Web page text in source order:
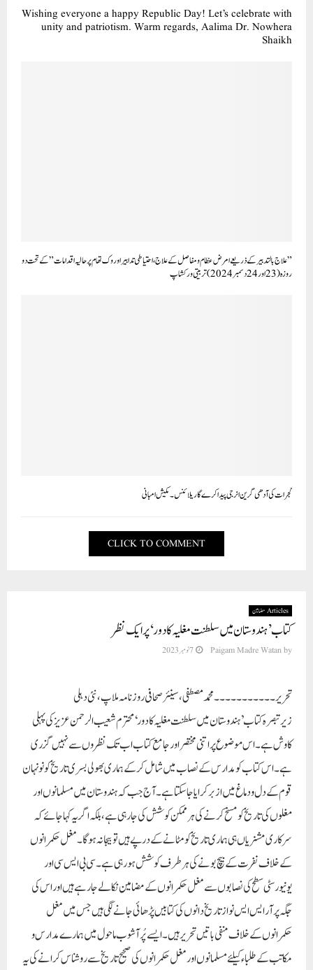
Wishing everyone a happy Republic Day! Let’s celebrate with
unity and patriotism. Warm regards, Aalima Dr. Nowhera
Shaikh
” علاج بالتدبیرکے ذریعے امرض عظام و مفاصل کے علاج ، احتیاطی تدابیر اور وک تھام پر حالیہ اقدامات” کے تحت دو
روزہ (23 اور24 دسمبر 2024) تر بیتی ورکشاپ
گجرات کی آدھی گرین انرجی پیدا کر ےگا ریلائنس۔ مکیش امبانی
CLICK TO COMMENT
Articles مضامین
کتاب ’ہندوستان میں سلطنت مغلیہ کا دور‘ پر ایک نظر
by
Paigam Madre Watan 7 نومبر 2023
تحریر۔۔۔۔۔۔۔۔۔۔۔محمد مصطفی ، سینئر صحافی روزنامہ ملاپ،نئی دہلی
زیر تبصرہ کتاب ’ ہندوستان میں سلطنت مغلیہ کا دور ‘ محترم شعیب الرحمن عزیز کی پہلی
کاوش ہے۔ اس موضوع پر اتنی مختصر اور جامع کتاب اب تک نظروں سے نہیں گزری
ہے۔ اس کتاب کو مدارس کے نصاب میں شامل کر کے ہماری بھولی بسری تاریخ کو نونہان
قوم کے دل و دماغ میں ازبر کرایا جاسکتا ہے۔ آج جب کہ ہندوستان میں مسلمانوں اور
مغلوں کی تاریخ کو مسخ کرنے کی ہر ممکن کوشش کی جارہی ہے ،بلکہ اگر یہ کہا جائے کہ
سرکاری مشنریاں ہی ہماری تاریخ کو مٹانے کے درپے ہیں تو بیجا نہ ہوگا۔ مغل حکمرانوں
کے خلاف نفرت کے بیچ بونے کی ہر طرف کوشش ہو رہی ہے۔ سی بی ایس سی اور
یونیورسٹی سطح کی نصابوں سے مغل حکمرانوں کے مضامین نکالے جارہے ہیں اور اس کی
جگہ پر آر ایس ایس نواز تاریخ دانوں کی کتابیں پڑھائی جانے لگی ہیں جس میں مغل
حکمرانوں کے خلاف منفی باتیں تحریر ہیں۔ ایسے پُر آشوب ماحول میں ہمارے مدارس و
مکاتب کے طلباء کیلئے مسلمانوں اور مغل حکمرانوں کی صحیح تاریخ سے روشناس کرانے کی یہ